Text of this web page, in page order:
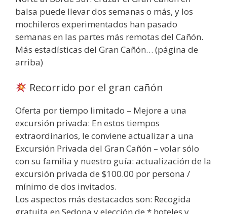
balsa puede llevar dos semanas o más, y los
mochileros experimentados han pasado
semanas en las partes más remotas del Cañón.
Más estadísticas del Gran Cañón… (página de
arriba)
Recorrido por el gran cañón
Oferta por tiempo limitado – Mejore a una
excursión privada: En estos tiempos
extraordinarios, le conviene actualizar a una
Excursión Privada del Gran Cañón – volar sólo
con su familia y nuestro guía: actualización de la
excursión privada de $100.00 por persona /
mínimo de dos invitados.
Los aspectos más destacados son: Recogida
gratuita en Sedona y elección de * hoteles y